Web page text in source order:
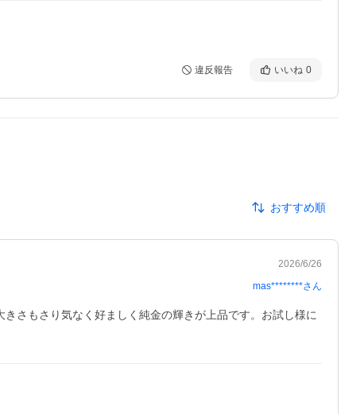
違反報告 いいね 0
おすすめ順
2026/6/26
mas********さん
さもさり気なく好ましく純金の輝きが上品です。お試し様に